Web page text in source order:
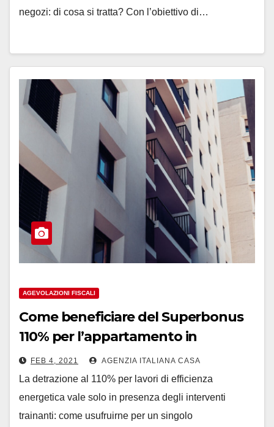
negozi: di cosa si tratta? Con l’obiettivo di…
AGEVOLAZIONI FISCALI
Come beneficiare del Superbonus
110% per l’appartamento in
condominio?
FEB 4, 2021 AGENZIA ITALIANA CASA
La detrazione al 110% per lavori di efficienza
energetica vale solo in presenza degli interventi
trainanti: come usufruirne per un singolo